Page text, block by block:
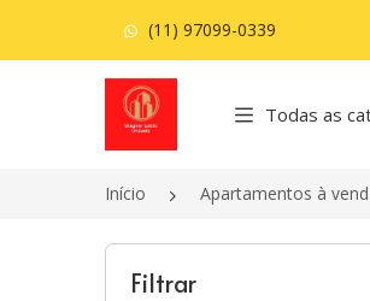
(11) 97099-0339
Página inicial
Todas as
Início Apartamentos à
Filtrar